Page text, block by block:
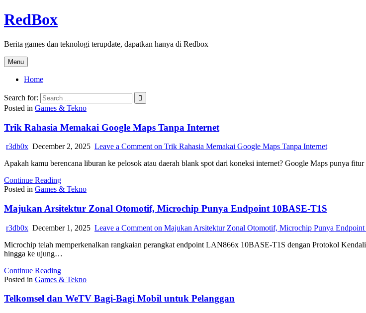
Skip
to
RedBox
Berita games dan teknologi terupdate, dapatkan hanya di Redbox
Menu
Home
Search for:
Posted in Games & Tekno
Trik Rahasia Memakai Google Maps Tanpa Internet
r3db0x December 2, 2025 Leave a Comment on Trik Rahasia Memakai Google Maps Tanpa Internet
Apakah kamu berencana liburan ke pelosok atau daerah blank spot dari koneksi internet? Google Maps punya
Continue Reading
Posted in Games & Tekno
Majukan Arsitektur Zonal Otomotif, Microchip Punya Endpoint 10BASE-T1S
r3db0x December 1, 2025 Leave a Comment on Majukan Arsitektur Zonal Otomotif, Microchip Punya
Microchip telah memperkenalkan rangkaian perangkat endpoint LAN866x 10BASE-T1S dengan Protokol
hingga ke ujung…
Continue Reading
Posted in Games & Tekno
Telkomsel dan WeTV Bagi-Bagi Mobil untuk Pelanggan